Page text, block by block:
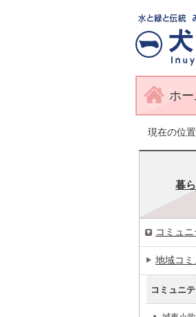
ホ
現在の位
暮
コミュニ
地域コミ
コミュニテ